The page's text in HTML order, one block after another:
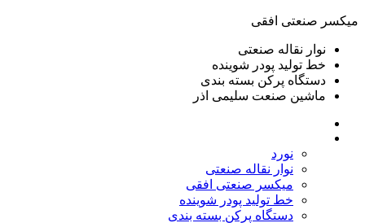
ميكسر صنعتی افقی
نوار نقاله صنعتی
خط تولید پودر شوينده
دستگاه پرکن بسته بندی
ماشين صنعت سليمی اذر
نورد
نوار نقاله صنعتی
ميكسر صنعتی افقی
خط تولید پودر شوينده
دستگاه پرکن بسته بندی